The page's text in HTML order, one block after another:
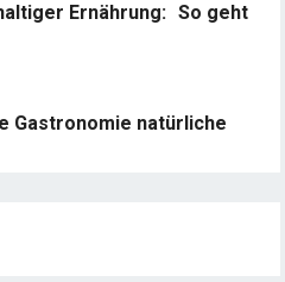
Ernährung: So geht
Gastronomie natürliche